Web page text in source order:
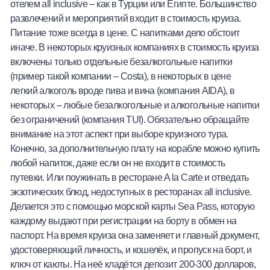
отелем all inclusive – как в Турции или Египте. Большинство
развлечений и мероприятий входит в стоимость круиза.
Питание тоже всегда в цене. С напитками дело обстоит
иначе. В некоторых круизных компаниях в стоимость круиза
включены только отдельные безалкогольные напитки
(пример такой компании – Costa), в некоторых в цене
легкий алкоголь вроде пива и вина (компания AIDA), в
некоторых – любые безалкогольные и алкогольные напитки
без ограничений (компания TUI). Обязательно обращайте
внимание на этот аспект при выборе круизного тура.
Конечно, за дополнительную плату на корабле можно купить
любой напиток, даже если он не входит в стоимость
путевки. Или поужинать в ресторане A la Carte и отведать
экзотических блюд, недоступных в ресторанах all inclusive.
Делается это с помощью морской карты Sea Pass, которую
каждому выдают при регистрации на борту в обмен на
паспорт. На время круиза она заменяет и главный документ,
удостоверяющий личность, и кошелёк, и пропуск на борт, и
ключ от каюты. На неё кладётся депозит 200-300 долларов,